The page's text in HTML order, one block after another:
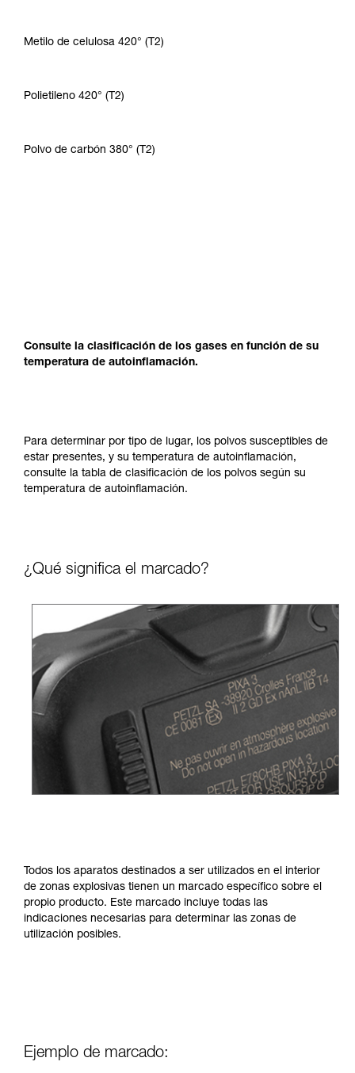
Metilo de celulosa 420° (T2)
Polietileno 420° (T2)
Polvo de carbón 380° (T2)
Consulte la clasificación de los gases en función de su
temperatura de autoinflamación.
Para determinar por tipo de lugar, los polvos susceptibles de
estar presentes, y su temperatura de autoinflamación,
consulte la tabla de clasificación de los polvos según su
temperatura de autoinflamación.
¿Qué significa el marcado?
Todos los aparatos destinados a ser utilizados en el interior
de zonas explosivas tienen un marcado específico sobre el
propio producto. Este marcado incluye todas las
indicaciones necesarias para determinar las zonas de
utilización posibles.
Ejemplo de marcado: